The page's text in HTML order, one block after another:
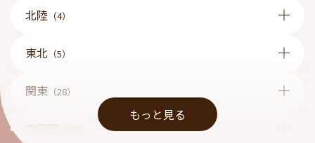
北陸 （4）
東北 （5）
関東 （28）
もっと見る